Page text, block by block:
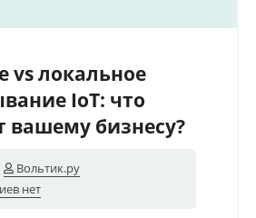
vs локальное
IoT: что
вашему бизнесу?
Вольтик.ру
нет